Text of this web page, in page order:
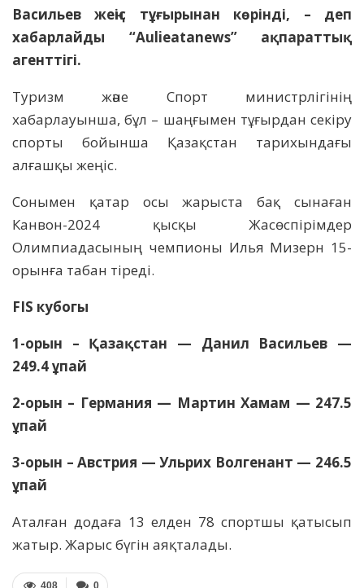
Васильев жеңіс тұғырынан көрінді, – деп
хабарлайды “Aulieatanews” ақпараттық
агенттігі.
Туризм және Спорт министрлігінің
хабарлауынша, бұл – шаңғымен тұғырдан секіру
спорты бойынша Қазақстан тарихындағы
алғашқы жеңіс.
Сонымен қатар осы жарыста бақ сынаған
Канвон-2024 қысқы Жасөспірімдер
Олимпиадасының чемпионы Илья Мизерн 15-
орынға табан тіреді.
FIS кубогы
1-орын – Қазақстан — Данил Васильев —
249.4 ұпай
2-орын – Германия — Мартин Хамам — 247.5
ұпай
3-орын – Австрия — Ульрих Волгенант — 246.5
ұпай
Аталған додаға 13 елден 78 спортшы қатысып
жатыр. Жарыс бүгін аяқталады.
0
408